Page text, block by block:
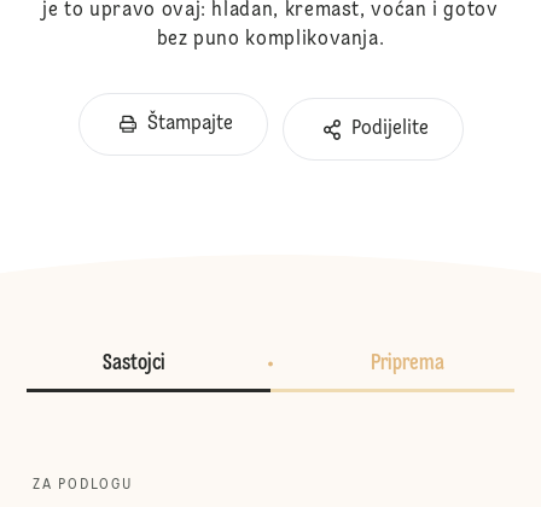
je to upravo ovaj: hladan, kremast, voćan i gotov
bez puno komplikovanja.
Štampajte Podijelite
Sastojci Priprema
ZA PODLOGU